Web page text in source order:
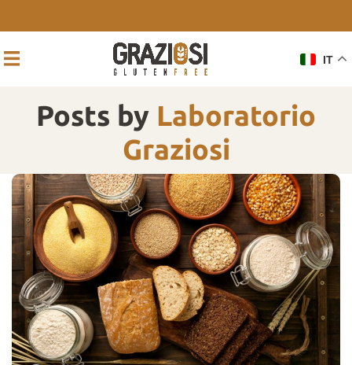
IT
Posts by Laboratorio
Graziosi